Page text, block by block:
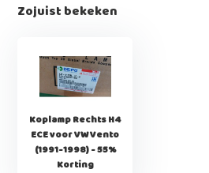
Zojuist bekeken
Koplamp Rechts H4
ECE voor VW Vento
(1991-1998) - 55%
Korting